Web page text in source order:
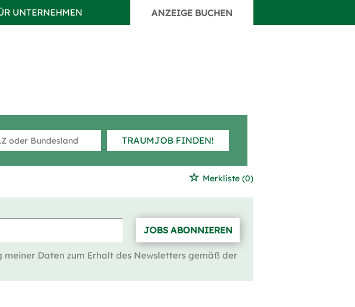
UNTERNEHMEN ANZEIGE BUCHEN
TRAUMJOB FINDEN!
Merkliste (0)
JOBS ABONNIEREN
Daten zum Erhalt des Newsletters gemäß der